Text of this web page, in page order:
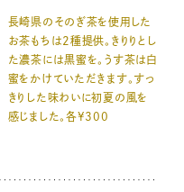
長崎県のそのぎ茶を使用した
お茶もちは2種提供。きりりとし
た濃茶には黒蜜を。うす茶は白
蜜をかけていただきます。すっ
きりした味わいに初夏の風を
感じました。各¥300